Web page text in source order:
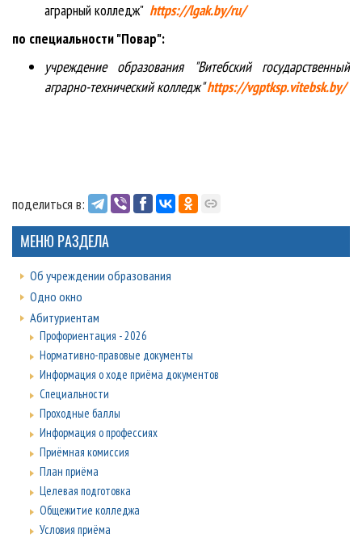
аграрный колледж" https://lgak.by/ru/
по специальности "Повар":
учреждение образования "Витебский государственный
аграрно-технический колледж"https://vgptksp.vitebsk.by/
поделиться в:
МЕНЮ РАЗДЕЛА
Об учреждении образования
Одно окно
Абитуриентам
Профориентация - 2026
Нормативно-правовые документы
Информация о ходе приёма документов
Специальности
Проходные баллы
Информация о профессиях
Приёмная комиссия
План приёма
Целевая подготовка
Общежитие колледжа
Условия приёма